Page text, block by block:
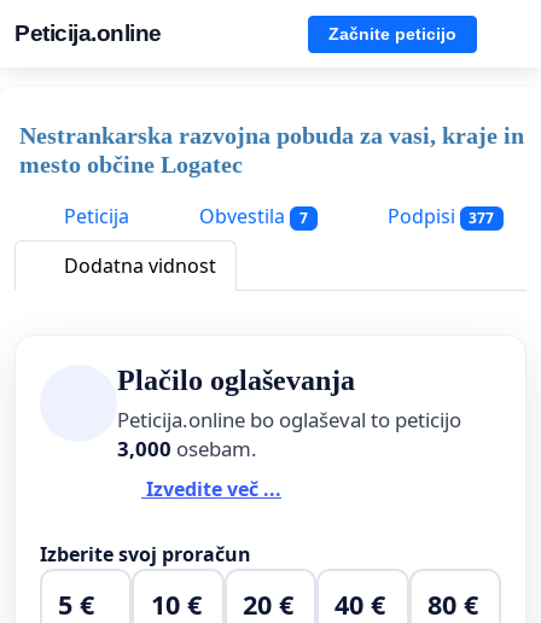
Peticija.online Začnite peticijo
Nestrankarska razvojna pobuda za vasi, kraje in
mesto občine Logatec
Peticija
Obvestila 7 Podpisi 377
Dodatna vidnost
Plačilo oglaševanja
Peticija.online bo oglaševal to peticijo
3,000 osebam.
Izvedite več ...
Izberite svoj proračun
5 € 10 € 20 € 40 € 80 €